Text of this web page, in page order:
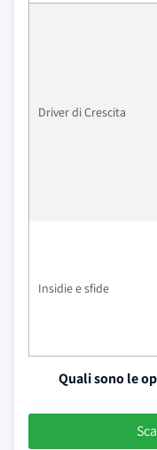
Driver di Crescita
Insidie e sfide
Quali sono le